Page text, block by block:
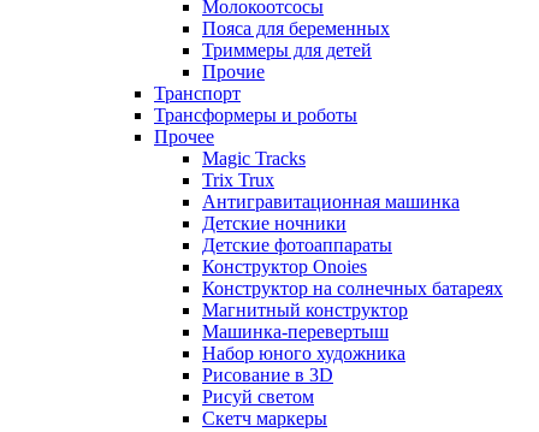
Молокоотсосы
Пояса для беременных
Триммеры для детей
Прочие
Транспорт
Трансформеры и роботы
Прочее
Magic Tracks
Trix Trux
Антигравитационная машинка
Детские ночники
Детские фотоаппараты
Конструктор Onoies
Конструктор на солнечных батареях
Магнитный конструктор
Машинка-перевертыш
Набор юного художника
Рисование в 3D
Рисуй светом
Скетч маркеры